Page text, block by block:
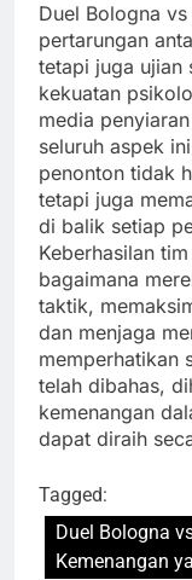
Duel Bologna
pertarungan
tetapi juga ujian
kekuatan
media
seluruh aspek
penonton tidak
tetapi juga
di balik setiap
Keberhasilan
bagaimana
taktik,
dan menjaga
memperhatikan
telah dibahas,
kemenangan
dapat diraih
Tagged:
Duel Bologna
Kemenangan